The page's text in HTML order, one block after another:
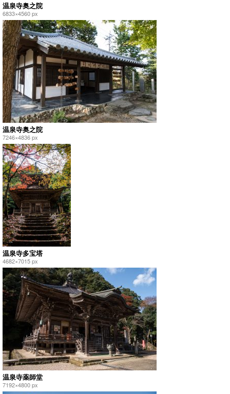
温泉寺奥之院
6833×4560 px
温泉寺奥之院
7246×4836 px
温泉寺多宝塔
4682×7015 px
温泉寺薬師堂
7192×4800 px